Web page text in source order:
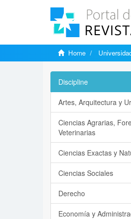
Home
Discipline
Artes, Arquitectura y
Ciencias Agrarias,
Veterinarias
Ciencias Exactas y
Ciencias Sociales
Derecho
Economía y